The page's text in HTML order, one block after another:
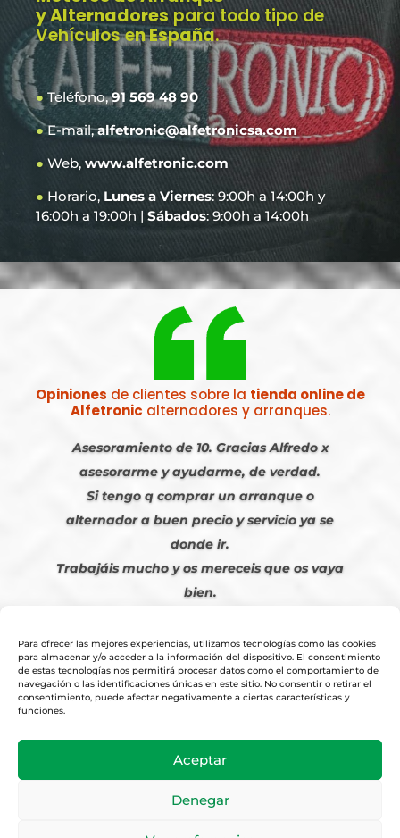
Para ofrecer las mejores experiencias, utilizamos tecnologías como las cookies
para almacenar y/o acceder a la información del dispositivo. El consentimiento
de estas tecnologías nos permitirá procesar datos como el comportamiento de
navegación o las identificaciones únicas en este sitio. No consentir o retirar el
consentimiento, puede afectar negativamente a ciertas características y
funciones.
Aceptar
Denegar
y Alternadores para todo tipo de
Vehículos en España.
●Teléfono,91 569 48 90
●E-mail,alfetronic@alfetronicsa.com
● Web, www.alfetronic.com
● Horario, Lunes a Viernes: 9:00h a 14:00h y
16:00h a 19:00h | Sábados: 9:00h a 14:00h
Opiniones de clientes sobre la tienda online de
Alfetronic alternadores y arranques.
Asesoramiento de 10. Gracias Alfredo x
asesorarme y ayudarme, de verdad.
Si tengo q comprar un arranque o
alternador a buen precio y servicio ya se
donde ir.
Trabajáis mucho y os mereceis que os vaya
bien.
Condiciones Venta Online
Diseño y Posicionamiento Web,Agencia web-espana.es